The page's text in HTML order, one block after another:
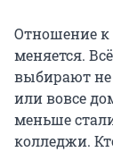
Отношение к
меняется.
выбирают не
или вовсе
меньше
колледжи.